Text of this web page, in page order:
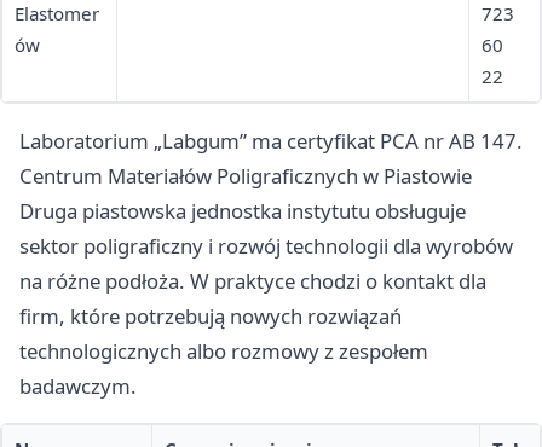
Elastomer
ów
723
60
22
Laboratorium „Labgum” ma certyfikat PCA nr AB 147.
Centrum Materiałów Poligraficznych w Piastowie
Druga piastowska jednostka instytutu obsługuje
sektor poligraficzny i rozwój technologii dla wyrobów
na różne podłoża. W praktyce chodzi o kontakt dla
firm, które potrzebują nowych rozwiązań
technologicznych albo rozmowy z zespołem
badawczym.